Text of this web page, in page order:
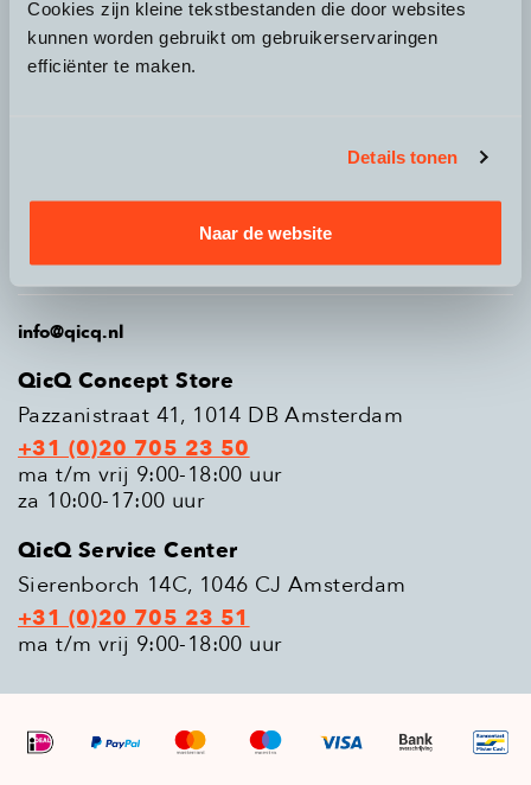
Cookies zijn kleine tekstbestanden die door websites
kunnen worden gebruikt om gebruikerservaringen
efficiënter te maken.
Details tonen
Naar de website
Over QicQ
Productgroepen
Populaire modellen
info@qicq.nl
QicQ Concept Store
Pazzanistraat 41, 1014 DB Amsterdam
+31 (0)20 705 23 50
ma t/m vrij 9:00-18:00 uur
za 10:00-17:00 uur
QicQ Service Center
Sierenborch 14C, 1046 CJ Amsterdam
+31 (0)20 705 23 51
ma t/m vrij 9:00-18:00 uur